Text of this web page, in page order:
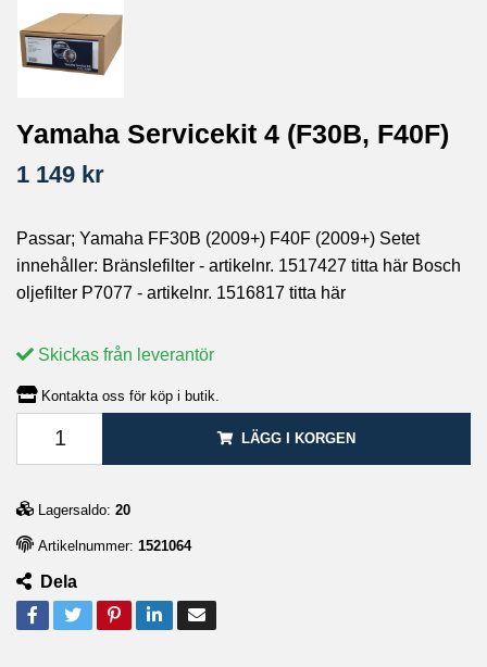
Yamaha Servicekit 4 (F30B, F40F)
1 149 kr
Passar; Yamaha FF30B (2009+) F40F (2009+) Setet
innehåller: Bränslefilter - artikelnr. 1517427 titta här Bosch
oljefilter P7077 - artikelnr. 1516817 titta här
Skickas från leverantör
Kontakta oss för köp i butik.
LÄGG I KORGEN
Lagersaldo: 20
Artikelnummer: 1521064
Dela